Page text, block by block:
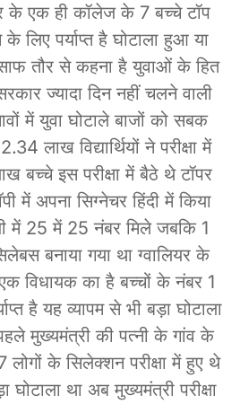
के एक ही कॉलेज के 7 बच्चे टॉप
लिए पर्याप्त है घोटाला हुआ या
साफ तौर से कहना है युवाओं के हित
ज्यादा दिन नहीं चलने वाली
में युवा घोटाले बाजों को सबक
लाख विद्यार्थियों ने परीक्षा में
बच्चे इस परीक्षा में बैठे थे टॉपर
में अपना सिग्नेचर हिंदी में किया
में 25 में 25 नंबर मिले जबकि 1
बनाया गया था ग्वालियर के
विधायक का है बच्चों के नंबर 1
है यह व्यापम से भी बड़ा घोटाला
मुख्यमंत्री की पत्नी के गांव के
के सिलेक्शन परीक्षा में हुए थे
था अब मुख्यमंत्री परीक्षा